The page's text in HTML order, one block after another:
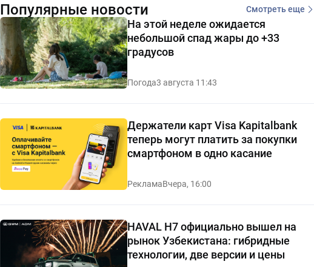
Популярные новости Смотреть еще
На этой неделе ожидается
небольшой спад жары до +33
градусов
Погода3 августа 11:43
Держатели карт Visa Kapitalbank
теперь могут платить за покупки
смартфоном в одно касание
РекламаВчера, 16:00
HAVAL H7 официально вышел на
рынок Узбекистана: гибридные
технологии, две версии и цены